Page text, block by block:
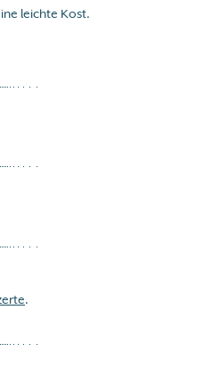
leichte Kost.
.